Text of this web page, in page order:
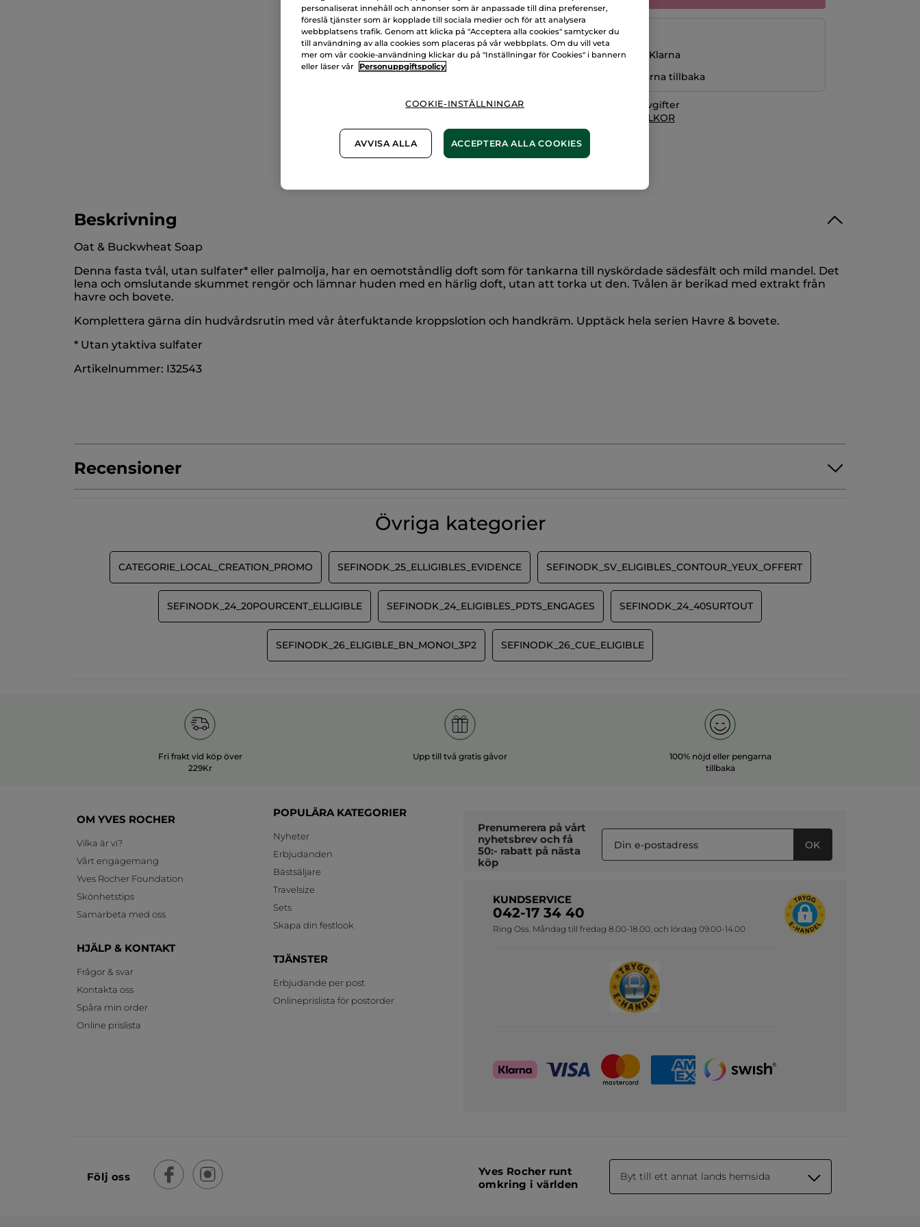
Säker betalning med Klarna
100% nöjd eller pengarna tillbaka
Frakt- och expeditionsavgifter
LÄS MER I VÅRA KÖPVILLKOR
Beskrivning
Oat & Buckwheat Soap
Denna fasta tvål, utan sulfater* eller palmolja, har en oemotståndlig doft som för tankarna till nyskördade sädesfält och mild mandel. Det
lena och omslutande skummet rengör och lämnar huden med en härlig doft, utan att torka ut den. Tvålen är berikad med extrakt från
havre och bovete.
Komplettera gärna din hudvårdsrutin med vår återfuktande kroppslotion och handkräm. Upptäck hela serien Havre & bovete.
* Utan ytaktiva sulfater
Artikelnummer: I32543
Recensioner
för
LÄGG TILL RECENSION
Övriga kategorier
CATEGORIE_LOCAL_CREATION_PROMO SEFINODK_25_ELLIGIBLES_EVIDENCE SEFINODK_SV_ELIGIBLES_CONTOUR_YEUX_OFFERT
SEFINODK_24_20POURCENT_ELLIGIBLE SEFINODK_24_ELIGIBLES_PDTS_ENGAGES SEFINODK_24_40SURTOUT
SEFINODK_26_ELIGIBLE_BN_MONOI_3P2 SEFINODK_26_CUE_ELIGIBLE
Fri frakt vid köp över
229Kr
Upp till två gratis gåvor
100% nöjd eller pengarna
tillbaka
OM YVES ROCHER
Vilka är vi?
Vårt engagemang
Yves Rocher Foundation
Skönhetstips
Samarbeta med oss
HJÄLP & KONTAKT
Frågor & svar
Kontakta oss
Spåra min order
Online prislista
POPULÄRA KATEGORIER
Nyheter
Erbjudanden
Bästsäljare
Travelsize
Sets
Skapa din festlook
TJÄNSTER
Erbjudande per post
Onlineprislista för postorder
Prenumerera på vårt
nyhetsbrev och få
50:- rabatt på nästa
köp
OK
KUNDSERVICE
042-17 34 40
Ring Oss. Måndag till fredag 8.00-18.00, och lördag 09.00-14.00
Följ oss
Yves Rocher runt
omkring i världen
Byt till ett annat lands hemsida
personaliserat innehåll och annonser som är anpassade till dina preferenser,
föreslå tjänster som är kopplade till sociala medier och för att analysera
webbplatsens trafik. Genom att klicka på "Acceptera alla cookies" samtycker du
till användning av alla cookies som placeras på vår webbplats. Om du vill veta
mer om vår cookie-användning klickar du på "Inställningar för Cookies" i bannern
eller läser vår
Personuppgiftspolicy
COOKIE-INSTÄLLNINGAR
AVVISA ALLA ACCEPTERA ALLA COOKIES